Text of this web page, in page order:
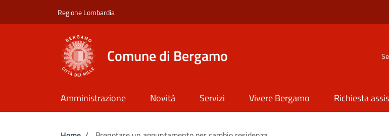
Regione Lombardia
Comune di Bergamo
Amministrazione Novità Servizi Vivere Bergamo Richiesta